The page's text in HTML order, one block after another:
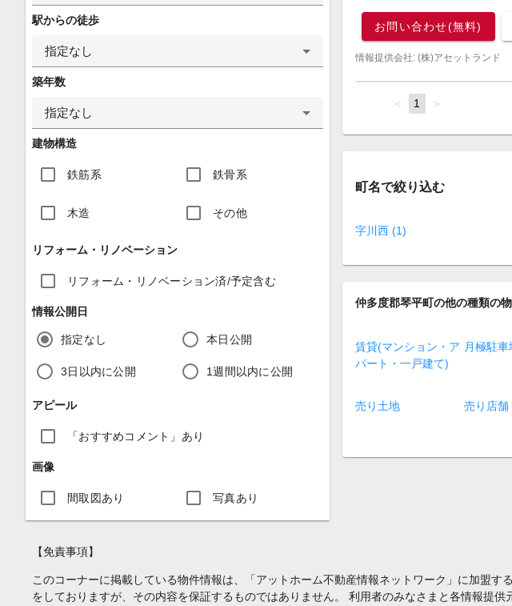
駅からの徒歩
指定なし
築年数
指定なし
建物構造
鉄筋系 鉄骨系
木造 その他
リフォーム・リノベーション
リフォーム・リノベーション済/予定含む
情報公開日
指定なし 本日公開
3日以内に公開 1週間以内に公開
アピール
「おすすめコメント」あり
画像
間取図あり 写真あり
お問い合わせ(無料)
情報提供会社: (株)アセットランド
page
You're
page
1 page
町名で絞り込む
字川西 (1)
仲多度郡琴平町の他の種類の
賃貸(マンション・ア
パート・一戸建て)
月極駐車
売り土地 売り店舗
【免責事項】
このコーナーに掲載している物件情報は、「アットホーム不動産情報ネットワーク」に加盟
をしておりますが、その内容を保証するものではありません。 利用者のみなさまと各情報提